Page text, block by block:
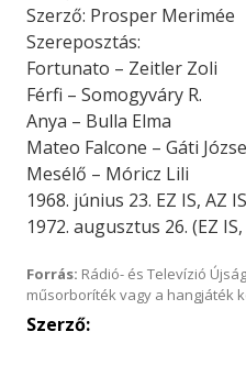
Szerző: Prosper Merimée
Szereposztás:
Fortunato – Zeitler Zoli
Férfi – Somogyváry R.
Anya – Bulla Elma
Mateo Falcone – Gáti
Mesélő – Móricz Lili
1968. június 23. EZ IS, AZ
1972. augusztus 26. (EZ IS,
Forrás: Rádió- és Televízió
műsorboríték vagy a hangjáték
Szerző: